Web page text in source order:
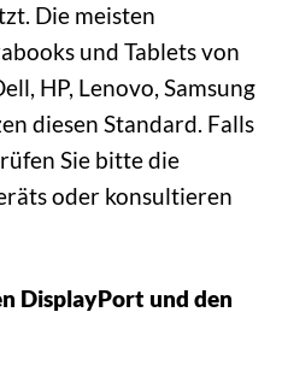
Die meisten
und Tablets von
HP, Lenovo, Samsung
diesen Standard. Falls
Sie bitte die
oder konsultieren
DisplayPort und den